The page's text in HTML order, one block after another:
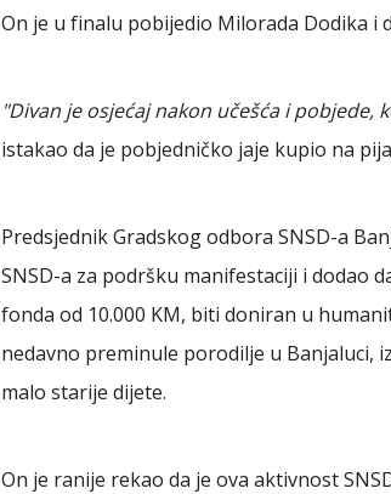
On je u finalu pobijedio Milorada Dodika i
"Divan je osjećaj nakon učešća i pobjede,
istakao da je pobjedničko jaje kupio na
Predsjednik Gradskog odbora SNSD-a
SNSD-a za podršku manifestaciji i dodao
fonda od 10.000 KM, biti doniran u
nedavno preminule porodilje u Banjaluci,
malo starije dijete.
On je ranije rekao da je ova aktivnost